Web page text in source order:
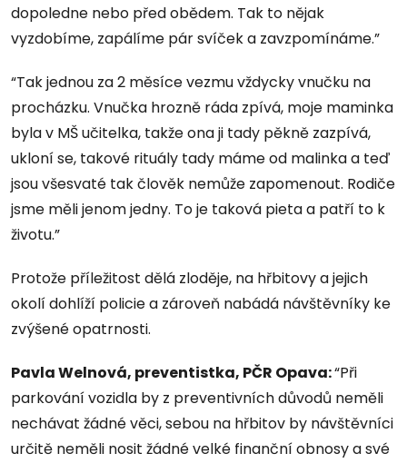
dopoledne nebo před obědem. Tak to nějak
vyzdobíme, zapálíme pár svíček a zavzpomínáme.”
“Tak jednou za 2 měsíce vezmu vždycky vnučku na
procházku. Vnučka hrozně ráda zpívá, moje maminka
byla v MŠ učitelka, takže ona ji tady pěkně zazpívá,
ukloní se, takové rituály tady máme od malinka a teď
jsou všesvaté tak člověk nemůže zapomenout. Rodiče
jsme měli jenom jedny. To je taková pieta a patří to k
životu.”
Protože příležitost dělá zloděje, na hřbitovy a jejich
okolí dohlíží policie a zároveň nabádá návštěvníky ke
zvýšené opatrnosti.
Pavla Welnová, preventistka, PČR Opava:“Při
parkování vozidla by z preventivních důvodů neměli
nechávat žádné věci, sebou na hřbitov by návštěvníci
určitě neměli nosit žádné velké finanční obnosy a své